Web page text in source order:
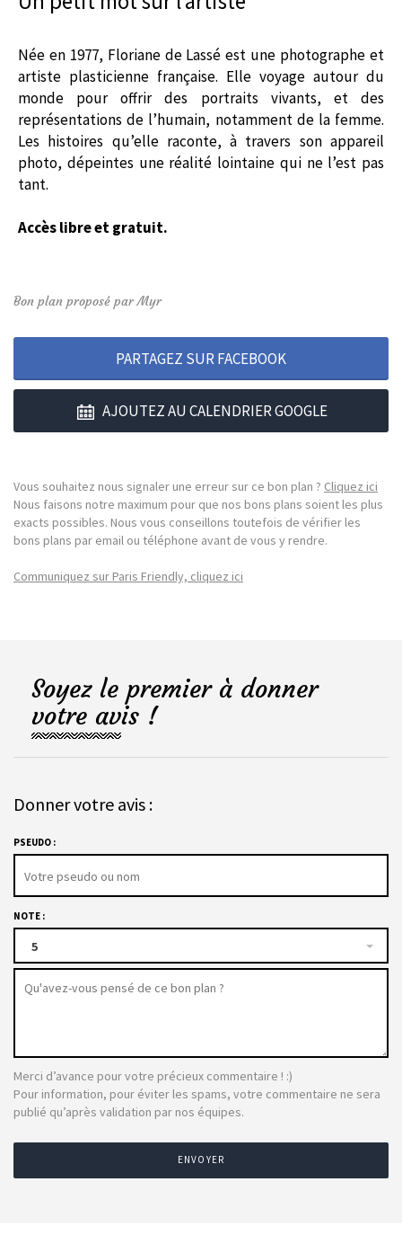
Née en 1977, Floriane de Lassé est une photographe et
artiste plasticienne française. Elle voyage autour du
monde pour offrir des portraits vivants, et des
représentations de l’humain, notamment de la femme.
Les histoires qu’elle raconte, à travers son appareil
photo, dépeintes une réalité lointaine qui ne l’est pas
tant.
Accès libre et gratuit.
Bon plan proposé par Myr
PARTAGEZ SUR FACEBOOK
AJOUTEZ AU CALENDRIER GOOGLE
Vous souhaitez nous signaler une erreur sur ce bon plan ? Cliquez ici
Nous faisons notre maximum pour que nos bons plans soient les plus
exacts possibles. Nous vous conseillons toutefois de vérifier les
bons plans par email ou téléphone avant de vous y rendre.
Communiquez sur Paris Friendly, cliquez ici
Soyez le premier à donner
votre avis !
Donner votre avis :
PSEUDO :
NOTE :
5
Merci d’avance pour votre précieux commentaire ! :)
Pour information, pour éviter les spams, votre commentaire ne sera
publié qu’après validation par nos équipes.
ENVOYER